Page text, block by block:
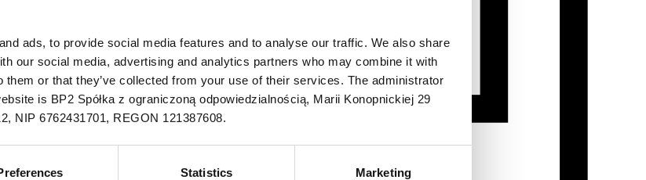
ads, to provide social media features and to analyse our traffic. We also share
our social media, advertising and analytics partners who may combine it with
them or that they’ve collected from your use of their services. The administrator
is BP2 Spółka z ograniczoną odpowiedzialnością, Marii Konopnickiej 29
NIP 6762431701, REGON 121387608.
Statistics Marketing